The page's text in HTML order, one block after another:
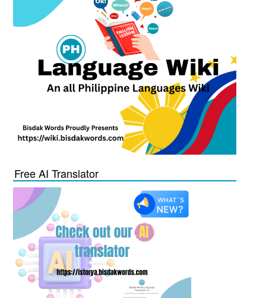
Free AI Translator